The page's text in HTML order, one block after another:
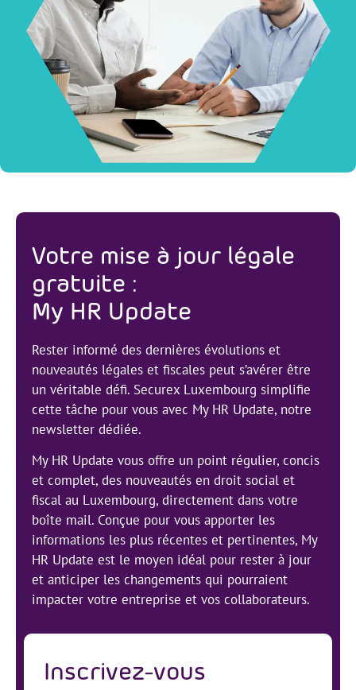
Votre mise à jour légale
gratuite :
My HR Update
Rester informé des dernières évolutions et
nouveautés légales et fiscales peut s’avérer être
un véritable défi. Securex Luxembourg simplifie
cette tâche pour vous avec My HR Update, notre
newsletter dédiée.
My HR Update vous offre un point régulier, concis
et complet, des nouveautés en droit social et
fiscal au Luxembourg, directement dans votre
boîte mail. Conçue pour vous apporter les
informations les plus récentes et pertinentes, My
HR Update est le moyen idéal pour rester à jour
et anticiper les changements qui pourraient
impacter votre entreprise et vos collaborateurs.
Inscrivez-vous